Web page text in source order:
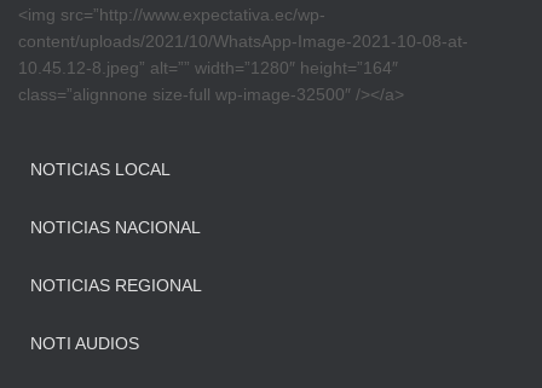
<img src=”http://www.expectativa.ec/wp-
content/uploads/2021/10/WhatsApp-Image-2021-10-08-at-
10.45.12-8.jpeg” alt=”” width=”1280″ height=”164″
class=”alignnone size-full wp-image-32500″ /></a>
NOTICIAS LOCAL
NOTICIAS NACIONAL
NOTICIAS REGIONAL
NOTI AUDIOS